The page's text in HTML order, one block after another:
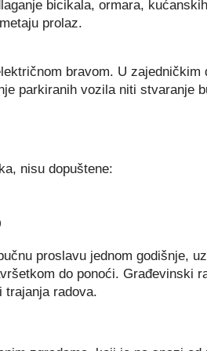
bicikala, ormara,
prolaz.
bravom. U zajedničkim
parkiranih vozila niti stvaranje
nisu dopuštene:
proslavu jednom godišnje,
do ponoći. Građevinski
trajanja radova.